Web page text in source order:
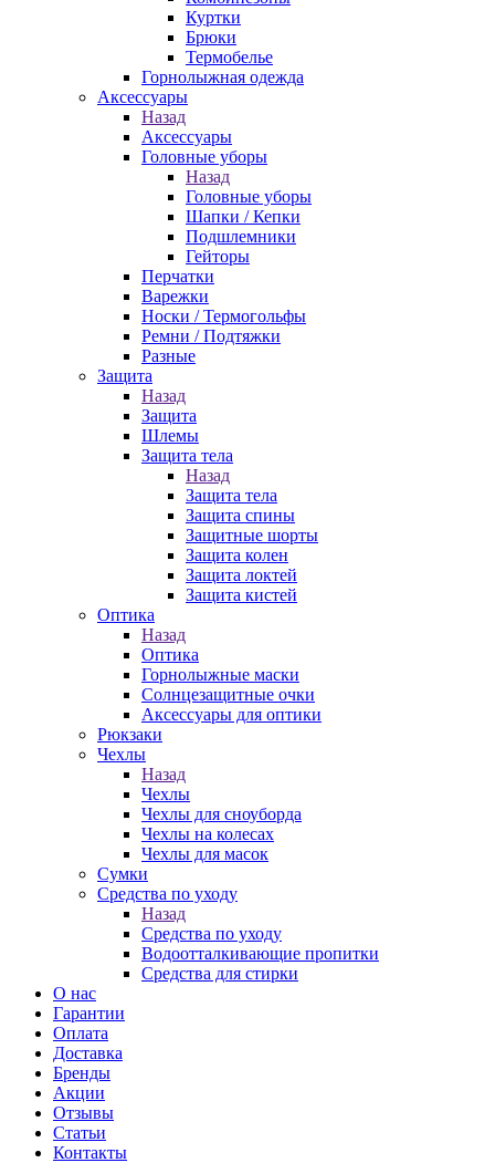
Куртки
Брюки
Термобелье
Горнолыжная одежда
Аксессуары
Назад
Аксессуары
Головные уборы
Назад
Головные уборы
Шапки / Кепки
Подшлемники
Гейторы
Перчатки
Варежки
Носки / Термогольфы
Ремни / Подтяжки
Разные
Защита
Назад
Защита
Шлемы
Защита тела
Назад
Защита тела
Защита спины
Защитные шорты
Защита колен
Защита локтей
Защита кистей
Оптика
Назад
Оптика
Горнолыжные маски
Солнцезащитные очки
Аксессуары для оптики
Рюкзаки
Чехлы
Назад
Чехлы
Чехлы для сноуборда
Чехлы на колесах
Чехлы для масок
Сумки
Средства по уходу
Назад
Средства по уходу
Водоотталкивающие пропитки
Средства для стирки
О нас
Гарантии
Оплата
Доставка
Бренды
Акции
Отзывы
Статьи
Контакты